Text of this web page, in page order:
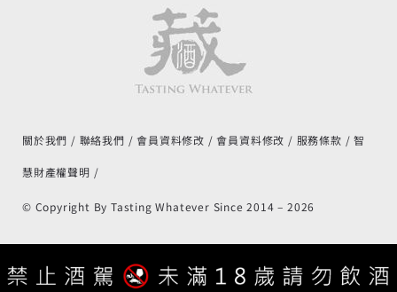
關於我們 聯絡我們 會員資料修改 會員資料修改 服務條款 智
慧財產權聲明
© Copyright By Tasting Whatever Since 2014 – 2026